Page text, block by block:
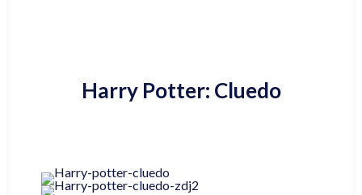
Harry Potter: Cluedo